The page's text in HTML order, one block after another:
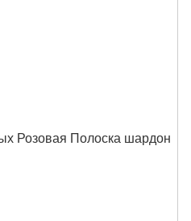
Розовая Полоска шардон